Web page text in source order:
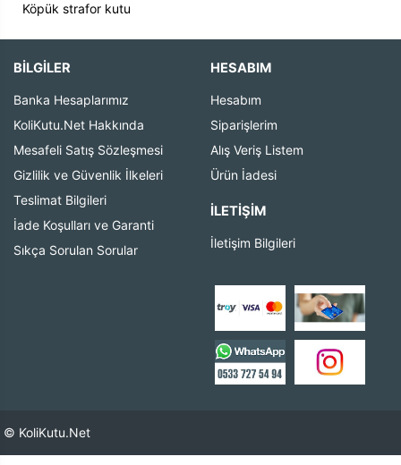
Köpük strafor kutu
BİLGİLER
Banka Hesaplarımız
KoliKutu.Net Hakkında
Mesafeli Satış Sözleşmesi
Gizlilik ve Güvenlik İlkeleri
Teslimat Bilgileri
İade Koşulları ve Garanti
Sıkça Sorulan Sorular
HESABIM
Hesabım
Siparişlerim
Alış Veriş Listem
Ürün İadesi
İLETIŞIM
İletişim Bilgileri
© KoliKutu.Net